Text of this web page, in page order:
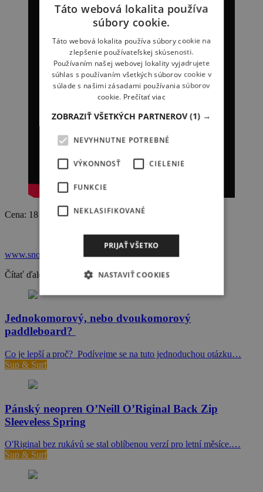
Cena: 18 399 Kč
www.snowboardel.cz
Čítať ďalej
Jednokomorový, nebo dvoukomorový
paddleboard?
Co je lepší a proč? Podívejme se na tuto jednoduchou otázku…
Sup & Surf
Pánský neopren O’Neill O’Riginal Back Zip
Sleeveless Spring
O'Riginal bez rukávů se stal oblíbenou verzí pro letní měsíce.…
Sup & Surf
Táto webová lokalita používa
súbory cookie.
Táto webová lokalita používa súbory cookie na
zlepšenie používateľskej skúsenosti.
Používaním našej webovej lokality vyjadrujete
súhlas s používaním všetkých súborov cookie v
súlade s našimi zásadami používania súborov
cookie. Prečítať viac
ZOBRAZIŤ VŠETKÝCH PARTNEROV(1) →
NEVYHNUTNE POTREBNÉ
VÝKONNOSŤ CIELENIE
FUNKCIE
NEKLASIFIKOVANÉ
PRIJAŤ VŠETKO
NASTAVIŤ COOKIES